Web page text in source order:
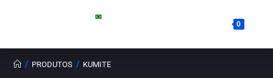
0
/ PRODUTOS / KUMITE